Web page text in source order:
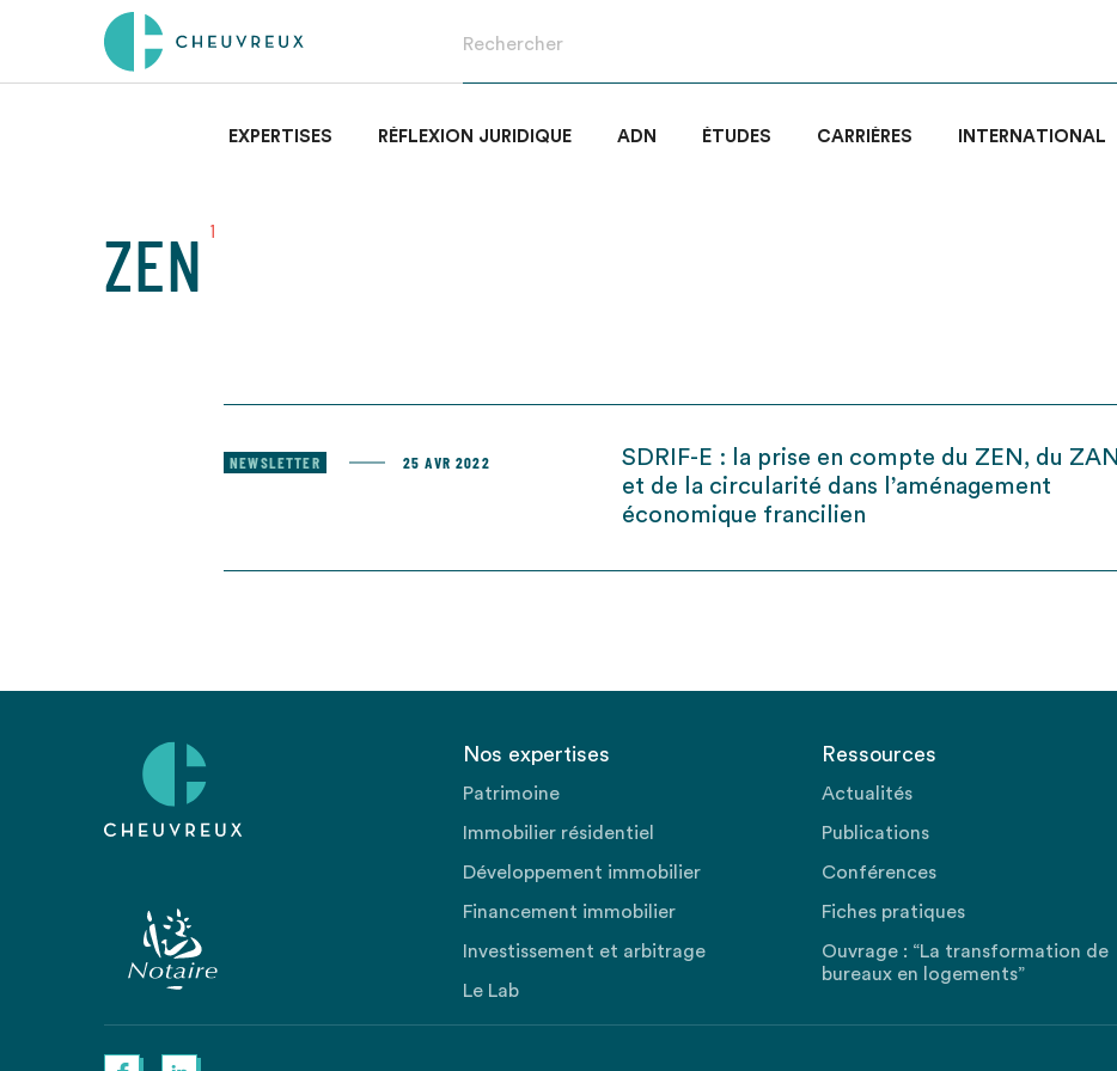
EXPERTISES RÉFLEXION JURIDIQUE ADN ÉTUDES CARRIÈRES INTERNATIONAL
ZEN 1
NEWSLETTER 25 AVR 2022
SDRIF-E : la prise en compte du ZEN, du ZAN
et de la circularité dans l’aménagement
économique francilien
Nos expertises
Patrimoine
Immobilier résidentiel
Développement immobilier
Financement immobilier
Investissement et arbitrage
Le Lab
Ressources
Actualités
Publications
Conférences
Fiches pratiques
Ouvrage : “La transformation de
bureaux en logements”